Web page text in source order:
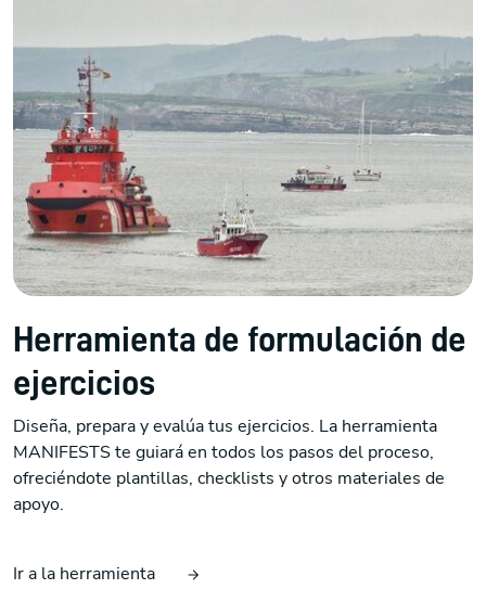
Herramienta de formulación de
ejercicios
Diseña, prepara y evalúa tus ejercicios. La herramienta
MANIFESTS te guiará en todos los pasos del proceso,
ofreciéndote plantillas, checklists y otros materiales de
apoyo.
Ir a la herramienta